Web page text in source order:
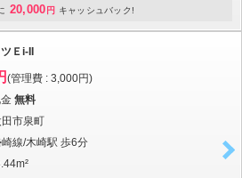
20,000 円 キャッシュバック!
Ｅi-II
(管理費 : 3,000円)
無料
市泉町
線/木崎駅 歩6分